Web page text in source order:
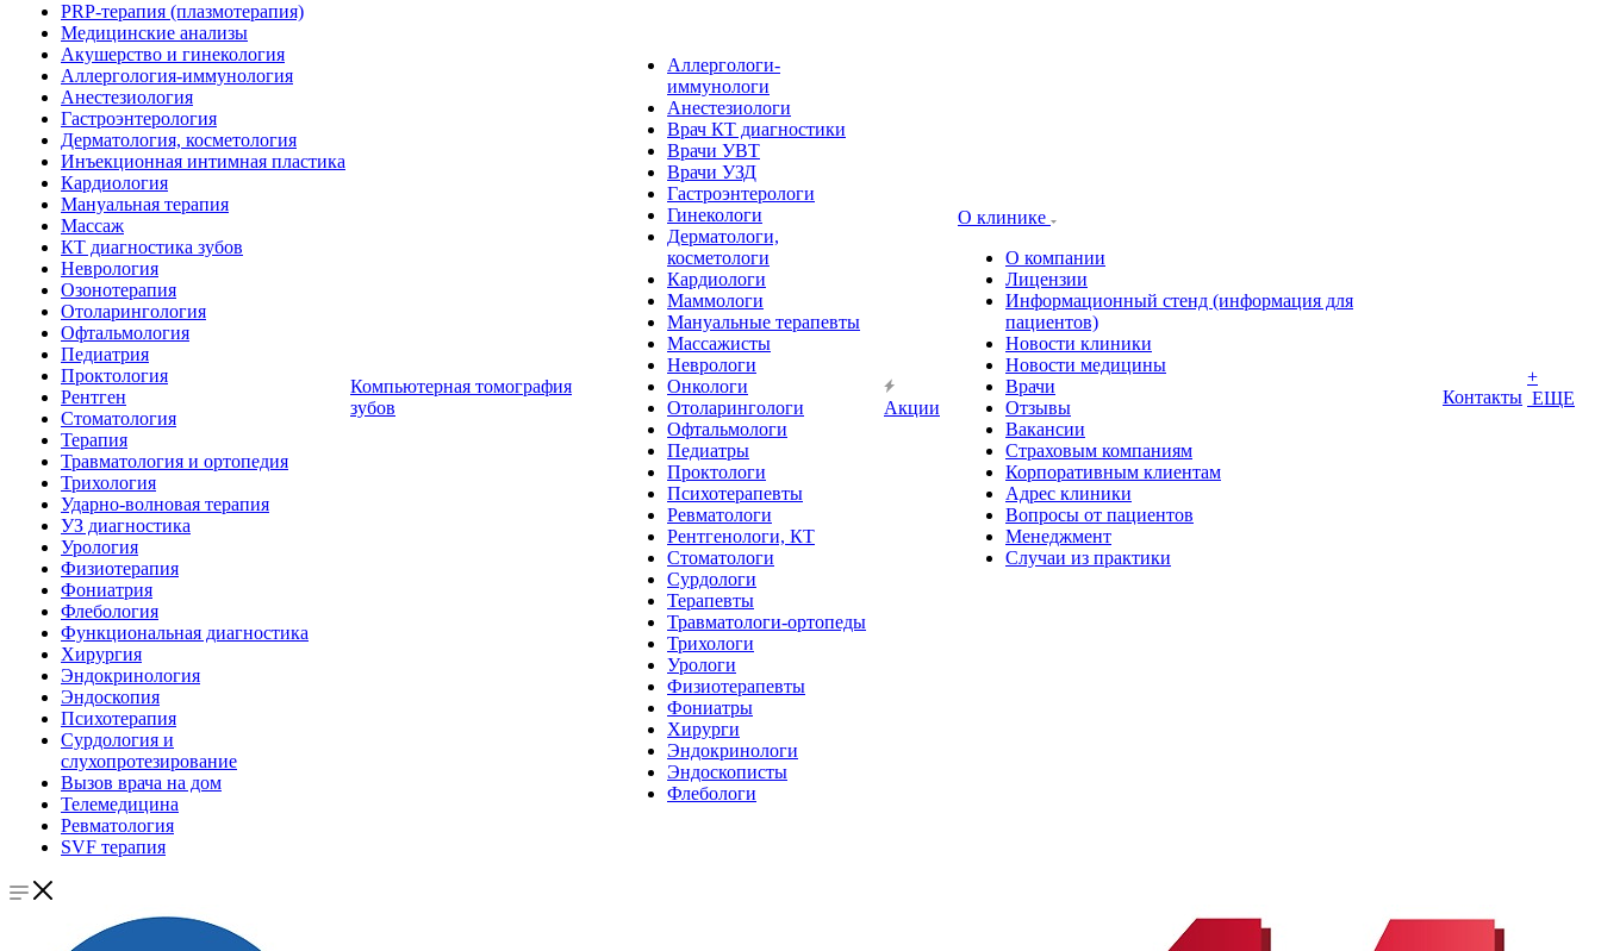
PRP-терапия (плазмотерапия)
Медицинские анализы
Акушерство и гинекология
Аллергология-иммунология
Анестезиология
Гастроэнтерология
Дерматология, косметология
Инъекционная интимная пластика
Кардиология
Мануальная терапия
Массаж
КТ диагностика зубов
Неврология
Озонотерапия
Отоларингология
Офтальмология
Педиатрия
Проктология
Рентген
Стоматология
Терапия
Травматология и ортопедия
Трихология
Ударно-волновая терапия
УЗ диагностика
Урология
Физиотерапия
Фониатрия
Флебология
Функциональная диагностика
Хирургия
Эндокринология
Эндоскопия
Психотерапия
Сурдология и
слухопротезирование
Вызов врача на дом
Телемедицина
Ревматология
SVF терапия
Компьютерная томография
зубов
Аллергологи-
иммунологи
Анестезиологи
Врач КТ диагностики
Врачи УВТ
Врачи УЗД
Гастроэнтерологи
Гинекологи
Дерматологи,
косметологи
Кардиологи
Маммологи
Мануальные терапевты
Массажисты
Неврологи
Онкологи
Отоларингологи
Офтальмологи
Педиатры
Проктологи
Психотерапевты
Ревматологи
Рентгенологи, КТ
Стоматологи
Сурдологи
Терапевты
Травматологи-ортопеды
Трихологи
Урологи
Физиотерапевты
Фониатры
Хирурги
Эндокринологи
Эндоскописты
Флебологи
Акции
О клинике
О компании
Лицензии
Информационный стенд (информация для
пациентов)
Новости клиники
Новости медицины
Врачи
Отзывы
Вакансии
Страховым компаниям
Корпоративным клиентам
Адрес клиники
Вопросы от пациентов
Менеджмент
Случаи из практики
Контакты
+
ЕЩЕ